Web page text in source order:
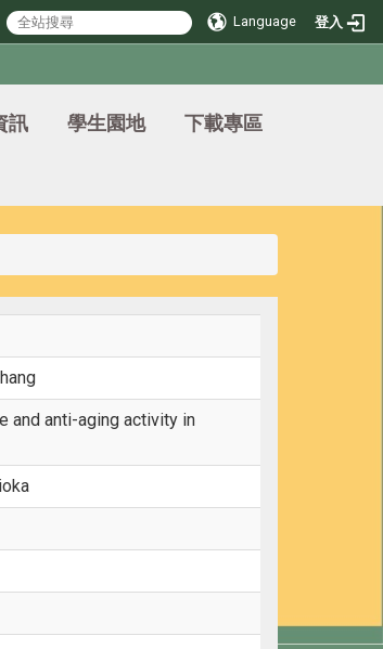
Language 登入
訊 學生園地
下載專區
and anti-aging activity in